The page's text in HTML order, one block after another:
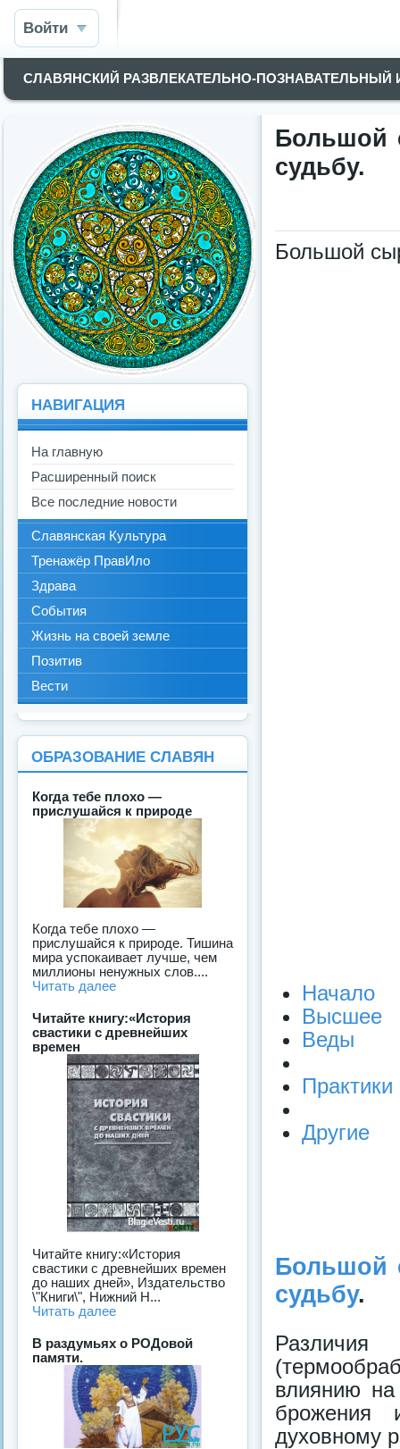
Войти
СЛАВЯНСКИЙ РАЗВЛЕКАТЕЛЬНО-
Большой
судьбу.
Большой
Начало
Высшее
Веды
Практики
Другие
Большой
судьбу.
влиянию на
брожения
духовному
НАВИГАЦИЯ
На главную
Расширенный поиск
Все последние новости
Славянская Культура
Тренажёр ПравИло
Здрава
События
Жизнь на своей земле
Позитив
Вести
ОБРАЗОВАНИЕ СЛАВЯН
Когда тебе плохо —
прислушайся к природе
Когда тебе плохо —
прислушайся к природе. Тишина
мира успокаивает лучше, чем
миллионы ненужных слов....
Читать далее
Читайте книгу:«История
свастики с древнейших
времен
Читайте книгу:«История
свастики с древнейших времен
до наших дней», Издательство
\"Книги\", Нижний Н...
Читать далее
В раздумьях о РОДовой
памяти.